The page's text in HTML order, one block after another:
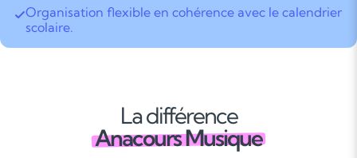
Organisation flexible en cohérence avec le calendrier
scolaire.
La différence
Anacours Musique